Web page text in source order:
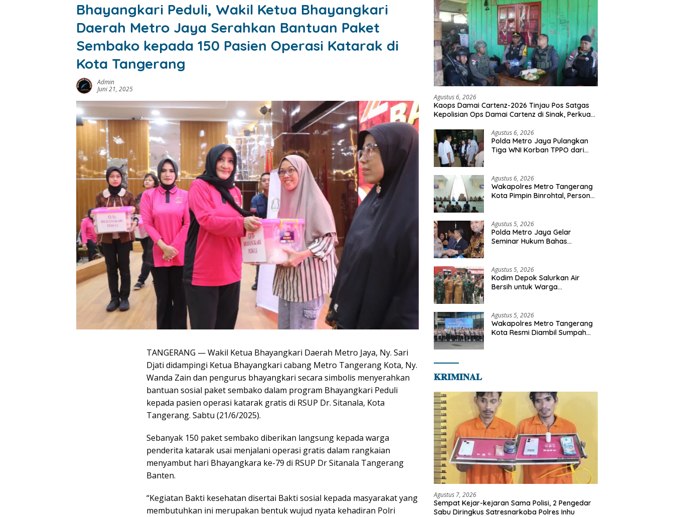
Bhayangkari Peduli, Wakil Ketua Bhayangkari
Daerah Metro Jaya Serahkan Bantuan Paket
Sembako kepada 150 Pasien Operasi Katarak di
Kota Tangerang
Admin
Juni 21, 2025
TANGERANG — Wakil Ketua Bhayangkari Daerah Metro Jaya, Ny. Sari
Djati didampingi Ketua Bhayangkari cabang Metro Tangerang Kota, Ny.
Wanda Zain dan pengurus bhayangkari secara simbolis menyerahkan
bantuan sosial paket sembako dalam program Bhayangkari Peduli
kepada pasien operasi katarak gratis di RSUP Dr. Sitanala, Kota
Tangerang. Sabtu (21/6/2025).
Sebanyak 150 paket sembako diberikan langsung kepada warga
penderita katarak usai menjalani operasi gratis dalam rangkaian
menyambut hari Bhayangkara ke-79 di RSUP Dr Sitanala Tangerang
Banten.
“Kegiatan Bakti kesehatan disertai Bakti sosial kepada masyarakat yang
membutuhkan ini merupakan bentuk wujud nyata kehadiran Polri
Agustus 6, 2026
Kaops Damai Cartenz-2026 Tinjau Pos Satgas
Kepolisian Ops Damai Cartenz di Sinak, Perkuat
Agustus 6, 2026
Polda Metro Jaya Pulangkan
Tiga WNI Korban TPPO dari
Agustus 6, 2026
Wakapolres Metro Tangerang
Kota Pimpin Binrohtal, Personel
Agustus 5, 2026
Polda Metro Jaya Gelar
Seminar Hukum Bahas
Agustus 5, 2026
Kodim Depok Salurkan Air
Bersih untuk Warga
Agustus 5, 2026
Wakapolres Metro Tangerang
Kota Resmi Diambil Sumpah
𝐊𝐑𝐈𝐌𝐈𝐍𝐀𝐋
Agustus 7, 2026
Sempat Kejar-kejaran Sama Polisi, 2 Pengedar
Sabu Diringkus Satresnarkoba Polres Inhu